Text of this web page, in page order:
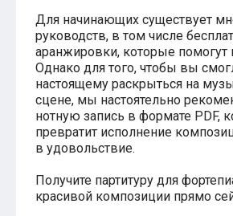
из мультфильмов Disney
Моана (Disney)
Ноты из аниме
Вверх
Ходячий замок Хаула
Для обучения
1-ой класс обучения
2-ий класс обучения
Для детского сада
Ноты для младшей группы
Ноты для средней группы
Ноты для старшей группы
Духовная музыка
Для начинающих существует
руководств, в том числе
аранжировки, которые помогут
Однако для того, чтобы вы
настоящему раскрыться на
сцене, мы настоятельно
нотную запись в формате PDF,
превратит исполнение
в удовольствие.
Получите партитуру для
красивой композиции прямо